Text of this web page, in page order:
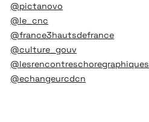
@pictanovo
@le_cnc
@france3hautsdefrance
@culture_gouv
@lesrencontreschoregraphiques
@echangeurcdcn